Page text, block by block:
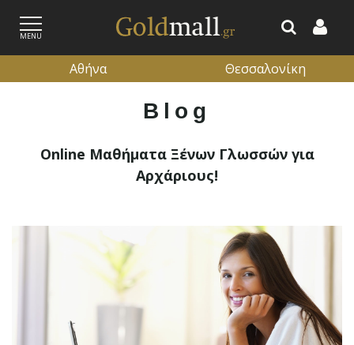
MENU
Αθήνα Θεσσαλονίκη
Blog
Online Μαθήματα Ξένων Γλωσσών για
Αρχάριους!